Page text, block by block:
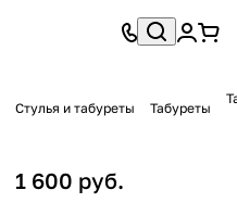
Стулья и табуреты Табуреты
1 600 руб.